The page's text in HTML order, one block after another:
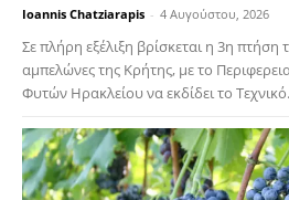
Ioannis Chatziarapis - 4 Αυγούστου, 2026
Σε πλήρη εξέλιξη βρίσκεται η 3η πτήση
αμπελώνες της Κρήτης, με το
Φυτών Ηρακλείου να εκδίδει το